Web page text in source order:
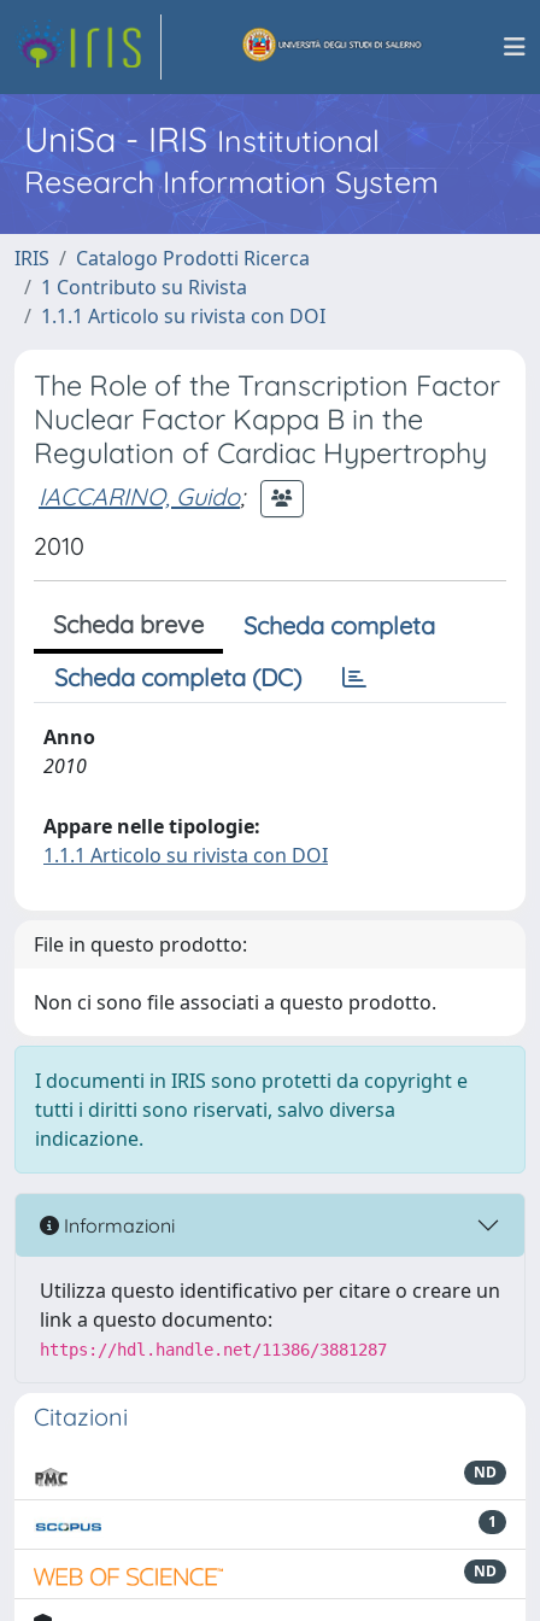
UniSa - IRISInstitutional
Research Information System
IRIS
Catalogo Prodotti Ricerca
1 Contributo su Rivista
1.1.1 Articolo su rivista con DOI
The Role of the Transcription Factor
Nuclear Factor Kappa B in the
Regulation of Cardiac Hypertrophy
IACCARINO, Guido;
2010
Scheda breve
Scheda completa
Scheda completa (DC)
Anno
2010
Appare nelle tipologie:
1.1.1 Articolo su rivista con DOI
File in questo prodotto:
Non ci sono file associati a questo prodotto.
I documenti in IRIS sono protetti da copyright e
tutti i diritti sono riservati, salvo diversa
indicazione.
Informazioni
Utilizza questo identificativo per citare o creare un
link a questo documento:
https://hdl.handle.net/11386/3881287
Citazioni
ND
1
ND